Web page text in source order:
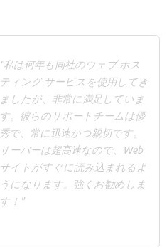
"私は何年も同社のウェブ ホス
ティング サービスを使用してき
ましたが、非常に満足していま
す。彼らのサポートチームは優
秀で、常に迅速かつ親切です。
サーバーは超高速なので、Web
サイトがすぐに読み込まれるよ
うになります。強くお勧めしま
す！"